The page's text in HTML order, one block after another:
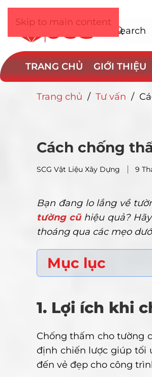
Skip to main content
TRANG CHỦ GIỚI THIỆU
Trang chủ / Tư vấn /
Cách chống
SCG Vật Liệu Xây Dựng 9
Bạn đang lo lắng về
tường cũhiệu quả?
thoáng qua các mẹo
Mục lục
1. Lợi ích khi
Chống thấm cho tường
định chiến lược giúp tối
đến vẻ đẹp cho công